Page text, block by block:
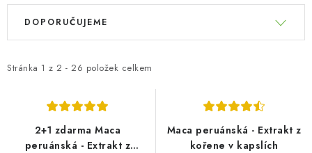
V
i
Stránka 1 z 2 - 26 položek celkem
Ř
e
DOPORUČUJEME
2+1 zdarma Maca
peruánská - Extrakt z
Maca peruánská - Extrakt z
kořene v kapslích